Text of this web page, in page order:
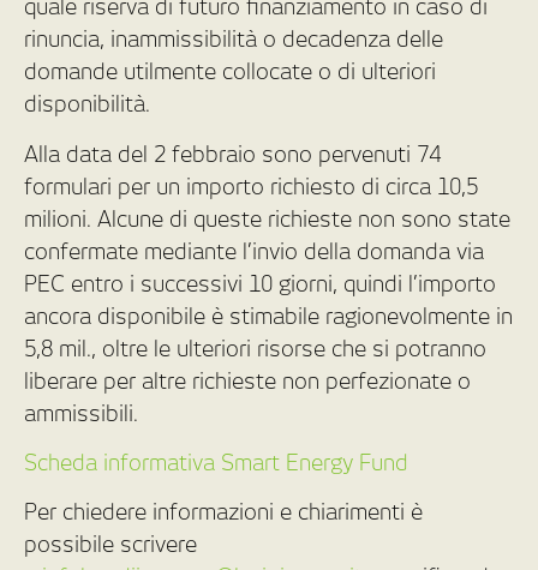
quale riserva di futuro finanziamento in caso di
rinuncia, inammissibilità o decadenza delle
domande utilmente collocate o di ulteriori
disponibilità.
Alla data del 2 febbraio sono pervenuti 74
formulari per un importo richiesto di circa 10,5
milioni. Alcune di queste richieste non sono state
confermate mediante l’invio della domanda via
PEC entro i successivi 10 giorni, quindi l’importo
ancora disponibile è stimabile ragionevolmente in
5,8 mil., oltre le ulteriori risorse che si potranno
liberare per altre richieste non perfezionate o
ammissibili.
Scheda informativa Smart Energy Fund
Per chiedere informazioni e chiarimenti è
possibile scrivere